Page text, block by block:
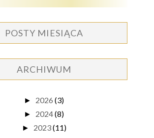
POSTY MIESIĄCA
ARCHIWUM
► 2026 (3)
► 2024(8)
► 2023(11)